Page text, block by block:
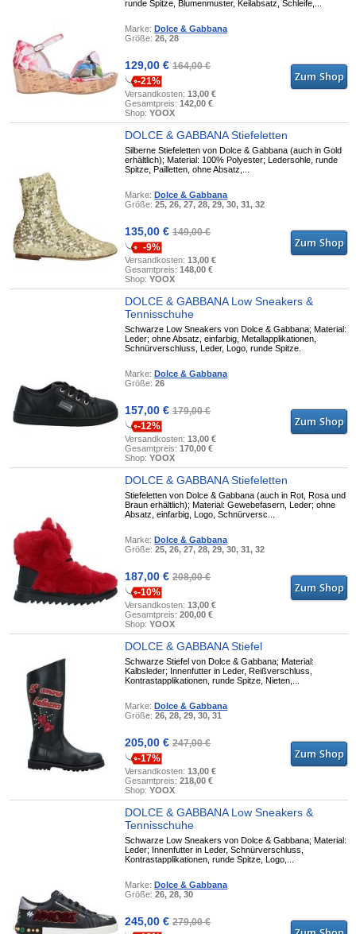
runde Spitze, Blumenmuster, Keilabsatz, Schleife,...
Marke:Dolce & Gabbana
Größe:26, 28
129,00 €164,00 €
-21%
Versandkosten:13,00 €
Gesamtpreis:142,00 €
Shop:YOOX
DOLCE & GABBANA Stiefeletten
Silberne Stiefeletten von Dolce & Gabbana (auch in Gold
erhältlich); Material: 100% Polyester; Ledersohle, runde
Spitze, Pailletten, ohne Absatz,...
Marke:Dolce & Gabbana
Größe:25, 26, 27, 28, 29, 30, 31, 32
135,00 €149,00 €
-9%
Versandkosten:13,00 €
Gesamtpreis:148,00 €
Shop:YOOX
DOLCE & GABBANA Low Sneakers &
Tennisschuhe
Schwarze Low Sneakers von Dolce & Gabbana; Material:
Leder; ohne Absatz, einfarbig, Metallapplikationen,
Schnürverschluss, Leder, Logo, runde Spitze.
Marke:Dolce & Gabbana
Größe:26
157,00 €179,00 €
-12%
Versandkosten:13,00 €
Gesamtpreis:170,00 €
Shop:YOOX
DOLCE & GABBANA Stiefeletten
Stiefeletten von Dolce & Gabbana (auch in Rot, Rosa und
Braun erhältlich); Material: Gewebefasern, Leder; ohne
Absatz, einfarbig, Logo, Schnürversc...
Marke:Dolce & Gabbana
Größe:25, 26, 27, 28, 29, 30, 31, 32
187,00 €208,00 €
-10%
Versandkosten:13,00 €
Gesamtpreis:200,00 €
Shop:YOOX
DOLCE & GABBANA Stiefel
Schwarze Stiefel von Dolce & Gabbana; Material:
Kalbsleder; Innenfutter in Leder, Reißverschluss,
Kontrastapplikationen, runde Spitze, Nieten,...
Marke:Dolce & Gabbana
Größe:26, 28, 29, 30, 31
205,00 €247,00 €
-17%
Versandkosten:13,00 €
Gesamtpreis:218,00 €
Shop:YOOX
DOLCE & GABBANA Low Sneakers &
Tennisschuhe
Schwarze Low Sneakers von Dolce & Gabbana; Material:
Leder; Innenfutter in Leder, Schnürverschluss,
Kontrastapplikationen, runde Spitze, Logo,...
Marke:Dolce & Gabbana
Größe:26, 28, 30
245,00 €279,00 €